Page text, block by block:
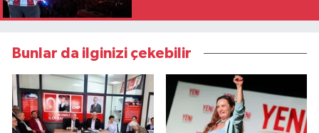
Bunlar da ilginizi çekebilir